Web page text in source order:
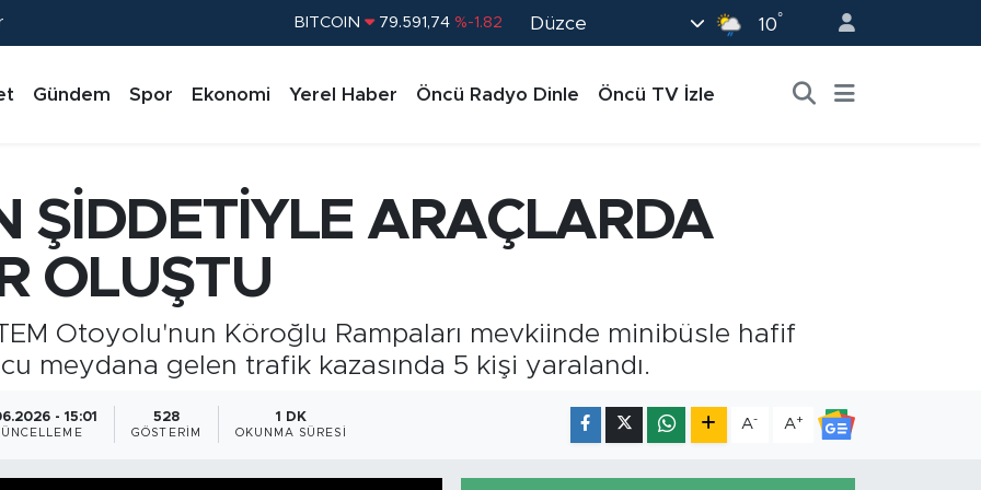
DOLAR 45,43620 %0.02 Düzce 10°
Gündem Spor Ekonomi Yerel Haber Öncü Radyo Dinle Öncü TV İzle
ŞİDDETİYLE ARAÇLARDA
OLUŞTU
Otoyolu'nun Köroğlu Rampaları mevkiinde minibüsle hafif
meydana gelen trafik kazasında 5 kişi yaralandı.
- 15:01 528
GÖSTERIM
1 DK
OKUNMA SÜRESI
A- A+